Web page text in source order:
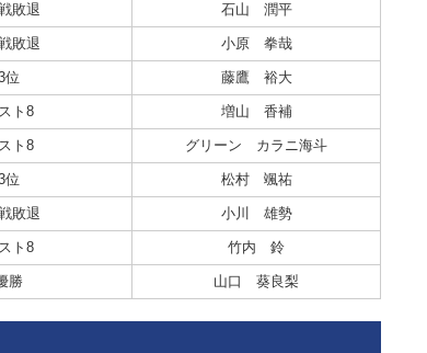
敗退 石山 潤平
敗退 小原 拳哉
位 藤鷹 裕大
ト8 増山 香補
ト8 グリーン カラニ海斗
位 松村 颯祐
敗退 小川 雄勢
ト8 竹内 鈴
勝 山口 葵良梨